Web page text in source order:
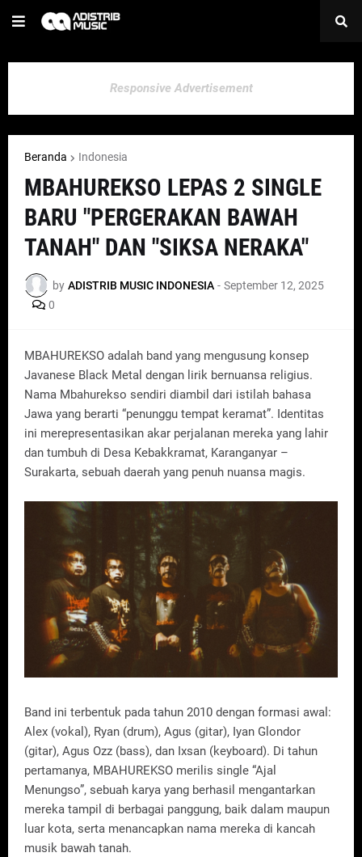
Responsive Advertisement
Beranda Indonesia
MBAHUREKSO LEPAS 2 SINGLE
BARU "PERGERAKAN BAWAH
TANAH" DAN "SIKSA NERAKA"
by ADISTRIB MUSIC INDONESIA - September 12, 2025
0
MBAHUREKSO adalah band yang mengusung konsep
Javanese Black Metal dengan lirik bernuansa religius.
Nama Mbahurekso sendiri diambil dari istilah bahasa
Jawa yang berarti “penunggu tempat keramat”. Identitas
ini merepresentasikan akar perjalanan mereka yang lahir
dan tumbuh di Desa Kebakkramat, Karanganyar –
Surakarta, sebuah daerah yang penuh nuansa magis.
Band ini terbentuk pada tahun 2010 dengan formasi awal:
Alex (vokal), Ryan (drum), Agus (gitar), Iyan Glondor
(gitar), Agus Ozz (bass), dan Ixsan (keyboard). Di tahun
pertamanya, MBAHUREKSO merilis single “Ajal
Menungso”, sebuah karya yang berhasil mengantarkan
mereka tampil di berbagai panggung, baik dalam maupun
luar kota, serta menancapkan nama mereka di kancah
musik bawah tanah.